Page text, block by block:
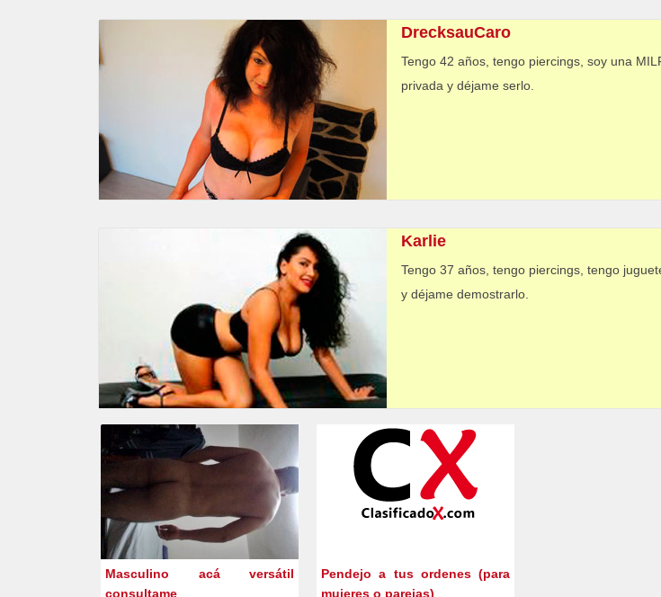
DrecksauCaro
Tengo 42 años, tengo piercings, soy una
privada y déjame serlo.
Karlie
Tengo 37 años, tengo piercings, tengo
y déjame demostrarlo.
Masculino acá versátil
consultame
Pendejo a tus ordenes (para
mujeres o parejas)